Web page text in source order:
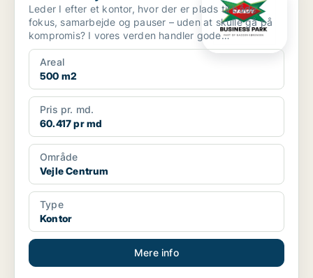
Leder I efter et kontor, hvor der er plads til både
fokus, samarbejde og pauser – uden at skulle gå på
kompromis? I vores verden handler gode
kontorlokale...
Areal
500 m2
Pris pr. md.
60.417 pr md
Område
Vejle Centrum
Type
Kontor
Mere info